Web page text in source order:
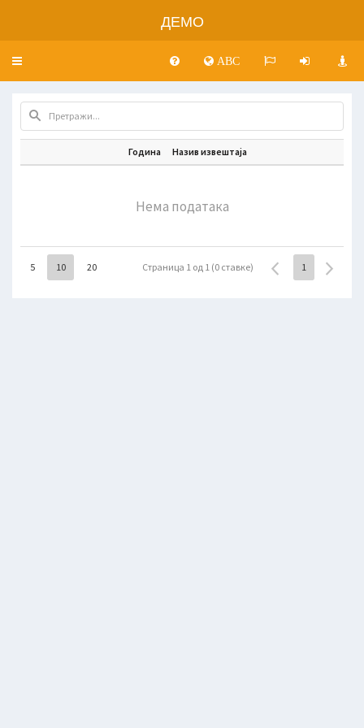
ДЕМО
Toggle
ABC
Година Назив извештаја
Нема података
5 10 20 Страница 1 од 1 (0 ставке) 1